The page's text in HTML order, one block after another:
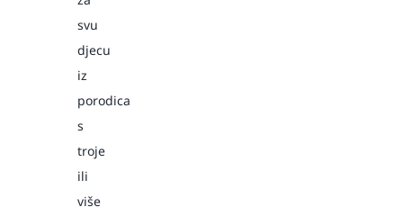
svu
djecu
iz
porodica
s
troje
ili
više